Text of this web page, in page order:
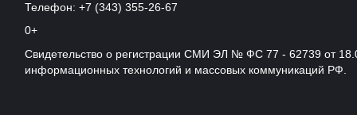
Телефон: +7 (343) 355-26-67
0+
Свидетельство о регистрации СМИ ЭЛ № ФС 77 - 62739 от
информационных технологий и массовых коммуникаций РФ.